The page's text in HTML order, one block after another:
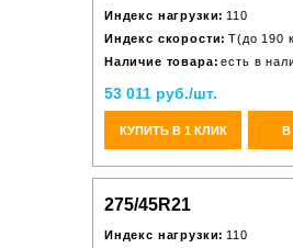
Индекс нагрузки: 110
Индекс скорости: T(до 190
Наличие товара: есть в
53 011 руб./шт.
КУПИТЬ В 1 КЛИК В
275/45R21
Индекс нагрузки: 110